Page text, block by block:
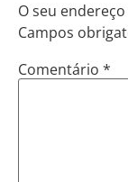
O seu
Campos
Comentário *